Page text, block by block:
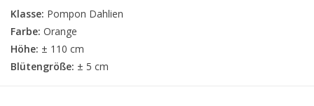
Klasse: Pompon Dahlien
Farbe: Orange
Höhe: ± 110 cm
Blütengröße: ± 5 cm